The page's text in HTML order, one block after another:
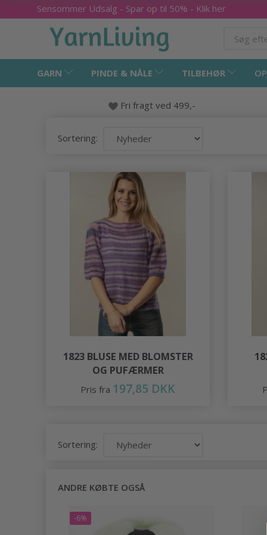
Sensommer Udsalg - Spar op til 50% - Klik her
GARN PINDE & NÅLE TILBEHØR
Fri fragt ved 499,-
Sortering:
1823 BLUSE MED BLOMSTER
OG PUFÆRMER
Pris fra 197,85 DKK
Sortering:
ANDRE KØBTE OGSÅ
-6%